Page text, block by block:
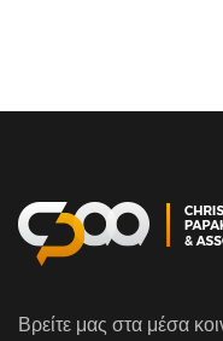
Βρείτε μας στα μέσα